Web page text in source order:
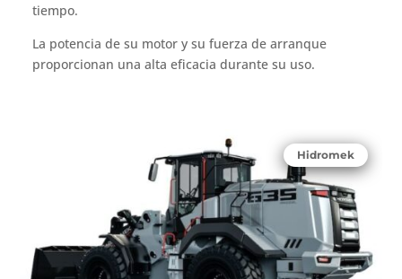
tiempo.
La potencia de su motor y su fuerza de arranque
proporcionan una alta eficacia durante su uso.
Hidromek